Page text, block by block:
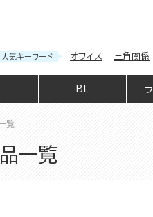
人気キーワード オフィス 三角関係
BL
覧
品一覧